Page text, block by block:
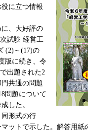
に立つ情報
に、大好評の
試験 経営工
(2)～(17)の
版に続き、令
出題された2
共通の問題
問題について
した。
形式の行
ットで示した。解答用紙